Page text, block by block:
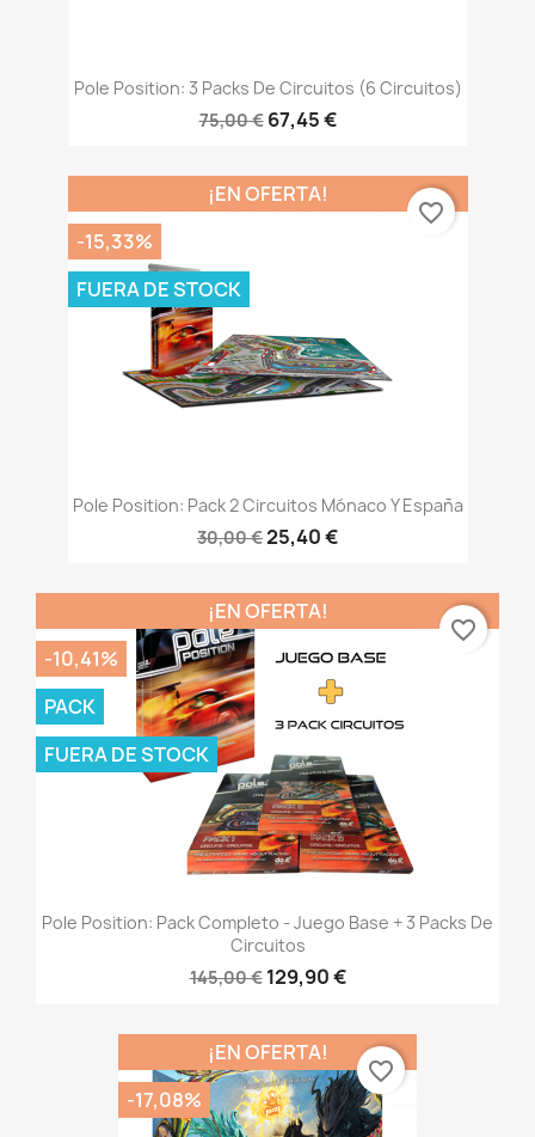
Pole Position: 3 Packs De Circuitos (6 Circuitos)
75,00 € 67,45 €
Pole Position: Pack 2 Circuitos Mónaco Y España
30,00 €25,40 €
¡EN OFERTA!
-15,33%
FUERA DE STOCK
favorite_border
Pole Position: Pack Completo - Juego Base + 3 Packs De
Circuitos
145,00 € 129,90 €
¡EN OFERTA!
-10,41%
PACK
FUERA DE STOCK
favorite_border
¡EN OFERTA!
-17,08%
favorite_border